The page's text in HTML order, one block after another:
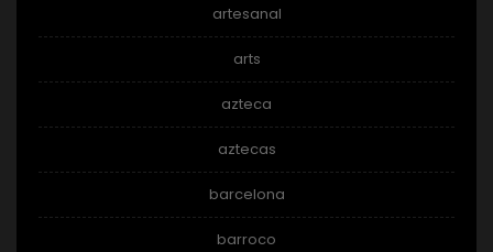
artesanal
arts
azteca
aztecas
barcelona
barroco